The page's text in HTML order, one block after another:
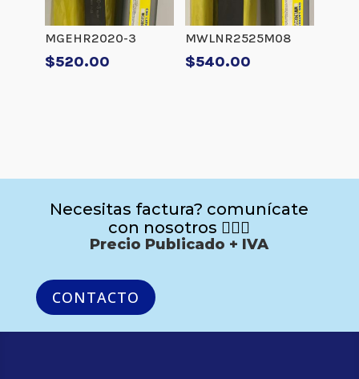
MGEHR2020-3
$520.00
MWLNR2525M08
$540.00
Necesitas factura? comunícate
con nosotros 🙋🏻‍♂️
Precio Publicado + IVA
CONTACTO